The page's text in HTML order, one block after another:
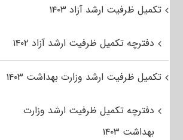
تکمیل ظرفیت ارشد آزاد ۱۴۰۳
دفترچه تکمیل ظرفیت ارشد آزاد ۱۴۰۲
تکمیل ظرفیت ارشد وزارت بهداشت ۱۴۰۳
دفترچه تکمیل ظرفیت ارشد وزارت
بهداشت ۱۴۰۳